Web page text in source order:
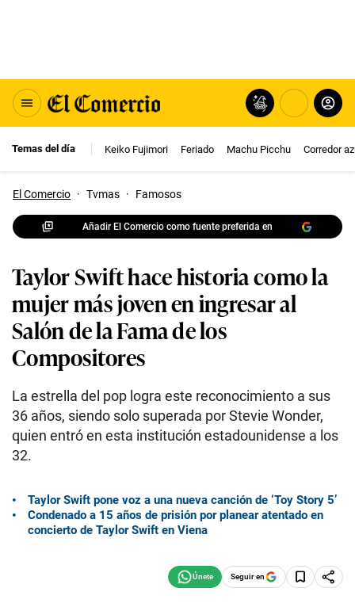
Temas del día Keiko Fujimori Feriado Machu Picchu Corredor
El Comercio · Tvmas · Famosos
Añadir El Comercio como fuente preferida en
Taylor Swift hace historia como la
mujer más joven en ingresar al
Salón de la Fama de los
Compositores
La estrella del pop logra este reconocimiento a sus
36 años, siendo solo superada por Stevie Wonder,
quien entró en esta institución estadounidense a los
32.
Taylor Swift pone voz a una nueva canción de ‘Toy Story 5’
Condenado a 15 años de prisión por planear atentado en
concierto de Taylor Swift en Viena
Seguir en